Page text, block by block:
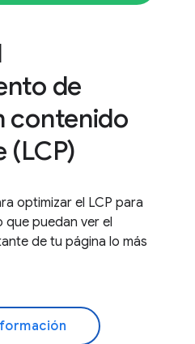
de
contenido
(LCP)
optimizar el LCP para
que puedan ver el
de tu página lo más